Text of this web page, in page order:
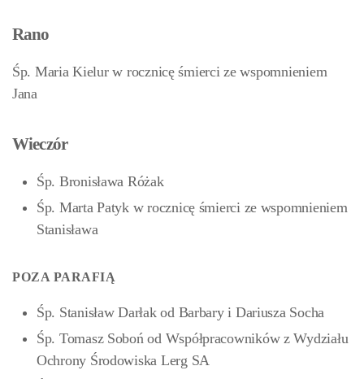
Rano
Śp. Maria Kielur w rocznicę śmierci ze wspomnieniem
Jana
Wieczór
Śp. Bronisława Różak
Śp. Marta Patyk w rocznicę śmierci ze wspomnieniem
Stanisława
POZA PARAFIĄ
Śp. Stanisław Darłak od Barbary i Dariusza Socha
Śp. Tomasz Soboń od Współpracowników z Wydziału
Ochrony Środowiska Lerg SA